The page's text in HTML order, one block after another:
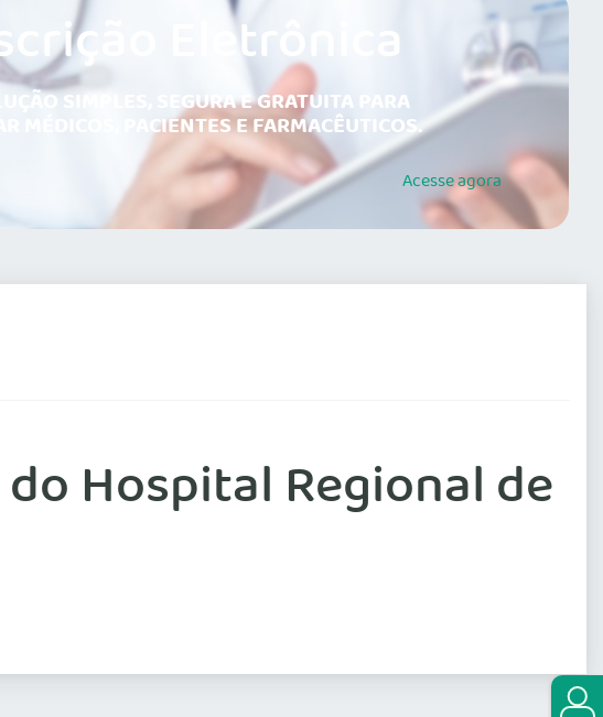
Eletrônica
SIMPLES, SEGURA E GRATUITA PARA
MÉDICOS, PACIENTES E FARMACÊUTICOS.
Acesseagora
Hospital Regional de